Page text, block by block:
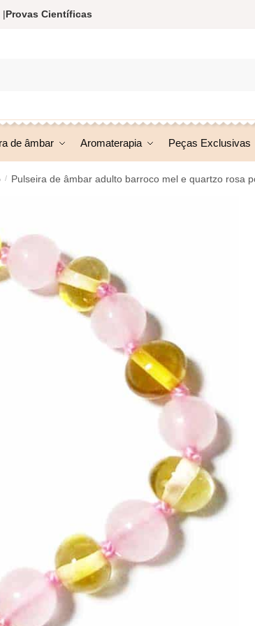
|Provas Científicas
de âmbar Aromaterapia Peças Exclusivas
/ Pulseira de âmbar adulto barroco mel e quartzo rosa